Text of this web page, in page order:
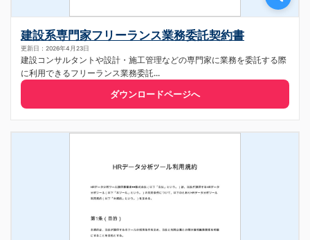
建設系専門家フリーランス業務委託契約書
更新日：2026年4月23日
建設コンサルタントや設計・施工管理などの専門家に業務を委託する際
に利用できるフリーランス業務委託...
ダウンロードページへ